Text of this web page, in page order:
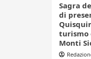
Sagra
di
turismo
Monti